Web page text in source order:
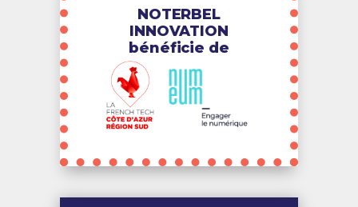
NOTERBEL
INNOVATION
bénéficie de